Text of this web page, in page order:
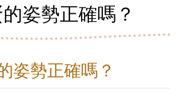
姿勢正確嗎？
姿勢正確嗎？